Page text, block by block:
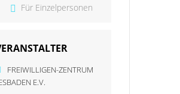
Für Einzelpersonen
FREIWILLIGEN-ZENTRUM
E.V.